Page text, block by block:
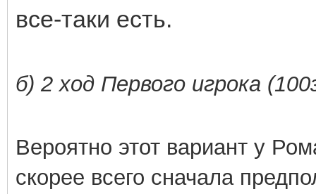
все-таки есть.
б) 2 ход Первого игрока
Вероятно этот вариант у
скорее всего сначала